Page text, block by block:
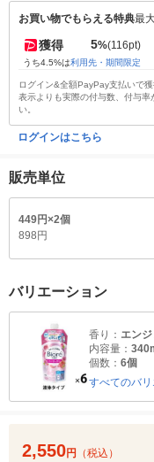
お買い物でもらえる特典最
獲得 5%(116pt)
うち4.5%は利用先・期間限定
ログイン&全額PayPay支払いで
表示よりも実際の付与数、付与
い。
ログインはこちら
販売単位
449円×2個
898円
バリエーション
香り： エン
内容量：
個数： 6個
すべてのバ
2,550円
（税込）